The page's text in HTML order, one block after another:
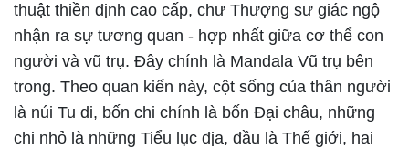
thuật thiền định cao cấp, chư Thượng sư giác ngộ
nhận ra sự tương quan - hợp nhất giữa cơ thể con
người và vũ trụ. Đây chính là Mandala Vũ trụ bên
trong. Theo quan kiến này, cột sống của thân người
là núi Tu di, bốn chi chính là bốn Đại châu, những
chi nhỏ là những Tiểu lục địa, đầu là Thế giới, hai